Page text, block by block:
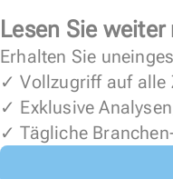
Lesen Sie
Erhalten Sie
✓ Vollzugriff auf alle
✓ Exklusive
✓ Tägliche